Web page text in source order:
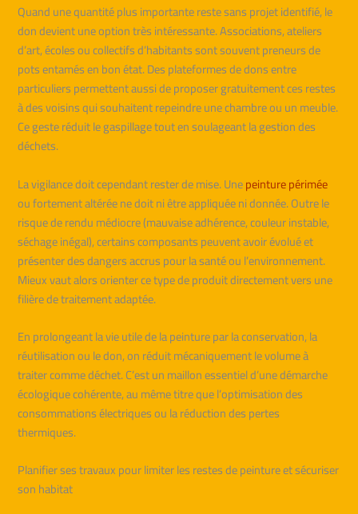
Quand une quantité plus importante reste sans projet identifié, le
don devient une option très intéressante. Associations, ateliers
d’art, écoles ou collectifs d’habitants sont souvent preneurs de
pots entamés en bon état. Des plateformes de dons entre
particuliers permettent aussi de proposer gratuitement ces restes
à des voisins qui souhaitent repeindre une chambre ou un meuble.
Ce geste réduit le gaspillage tout en soulageant la gestion des
déchets.
La vigilance doit cependant rester de mise. Unepeinture périmée
ou fortement altérée ne doit ni être appliquée ni donnée. Outre le
risque de rendu médiocre (mauvaise adhérence, couleur instable,
séchage inégal), certains composants peuvent avoir évolué et
présenter des dangers accrus pour la santé ou l’environnement.
Mieux vaut alors orienter ce type de produit directement vers une
filière de traitement adaptée.
En prolongeant la vie utile de la peinture par la conservation, la
réutilisation ou le don, on réduit mécaniquement le volume à
traiter comme déchet. C’est un maillon essentiel d’une démarche
écologique cohérente, au même titre que l’optimisation des
consommations électriques ou la réduction des pertes
thermiques.
Planifier ses travaux pour limiter les restes de peinture et sécuriser
son habitat